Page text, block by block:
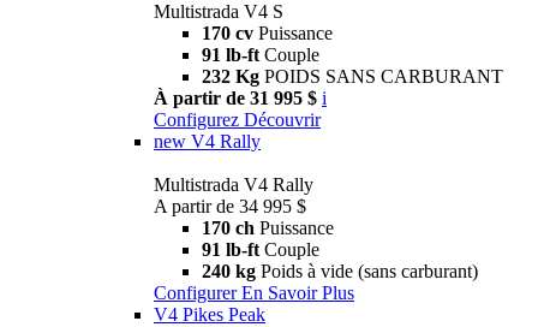
Multistrada V4 S
170 cv Puissance
91 lb-ft Couple
232 Kg POIDS SANS CARBURANT
À partir de 31 995 $ i
Configurez Découvrir
new V4 Rally
Multistrada V4 Rally
A partir de 34 995 $
170 ch Puissance
91 lb-ft Couple
240 kg Poids à vide (sans carburant)
Configurer En Savoir Plus
V4 Pikes Peak